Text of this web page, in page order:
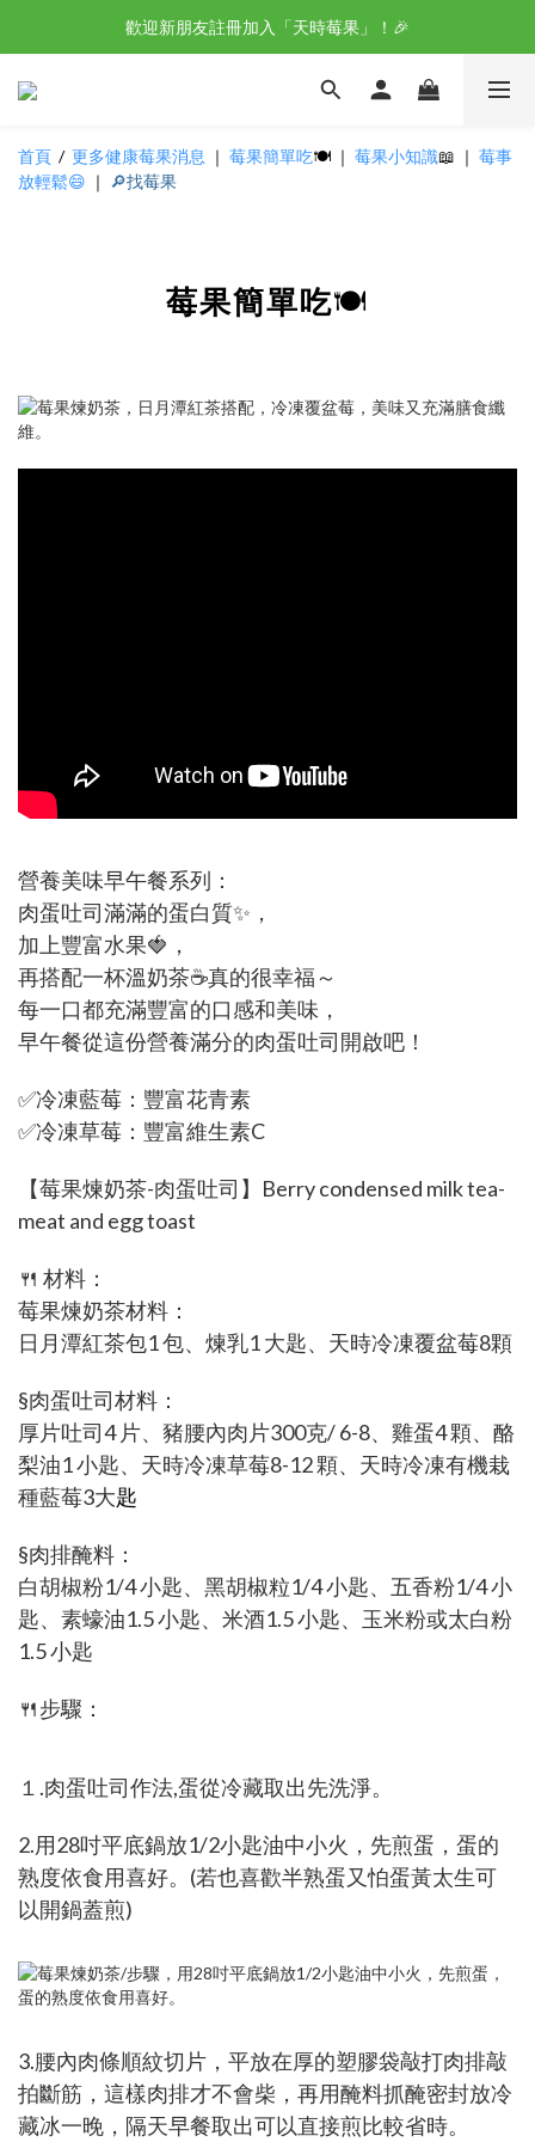
野櫻莓醋-不老莓 100%天然莓果釀造
歡迎新朋友註冊加入「天時莓果」！🎉
野櫻莓醋-不老莓 100%天然莓果釀造
首頁 / 更多健康莓果消息 ｜ 莓果簡單吃🍽️ ｜ 莓果小知識📖 ｜ 莓事
放輕鬆😄 ｜ 🔎找莓果
莓果簡單吃🍽️
營養美味早午餐系列：
肉蛋吐司滿滿的蛋白質✨，
加上豐富水果🍓，
再搭配一杯溫奶茶☕真的很幸福～
每一口都充滿豐富的口感和美味，
早午餐從這份營養滿分的肉蛋吐司開啟吧！
✅冷凍藍莓：豐富花青素
✅冷凍草莓：豐富維生素C
【莓果煉奶茶-肉蛋吐司】Berry condensed milk tea-
meat and egg toast
🍴 材料：
莓果煉奶茶材料：
日月潭紅茶包1 包、煉乳1 大匙、天時冷凍覆盆莓8顆
§肉蛋吐司材料：
厚片吐司4 片、豬腰內肉片300克/ 6-8、雞蛋4 顆、酪
梨油1 小匙、天時冷凍草莓8-12 顆、天時冷凍有機栽
種藍莓3大匙
§肉排醃料：
白胡椒粉1/4 小匙、黑胡椒粒1/4 小匙、五香粉1/4 小
匙、素蠔油1.5 小匙、米酒1.5 小匙、玉米粉或太白粉
1.5 小匙
🍴步驟：
１.肉蛋吐司作法,蛋從冷藏取出先洗淨。
2.用28吋平底鍋放1/2小匙油中小火，先煎蛋，蛋的
熟度依食用喜好。(若也喜歡半熟蛋又怕蛋黃太生可
以開鍋蓋煎)
3.腰內肉條順紋切片，平放在厚的塑膠袋敲打肉排敲
拍斷筋，這樣肉排才不會柴，再用醃料抓醃密封放冷
藏冰一晚，隔天早餐取出可以直接煎比較省時。